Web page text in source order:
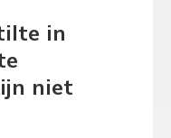
in
niet